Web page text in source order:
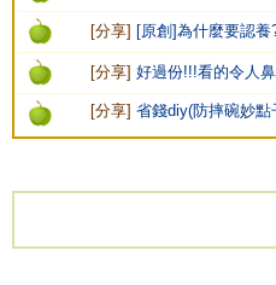
[分享] [原創]為什麼要認
[分享] 好過份!!!看的令人
[分享] 省錢diy(防摔碗妙點